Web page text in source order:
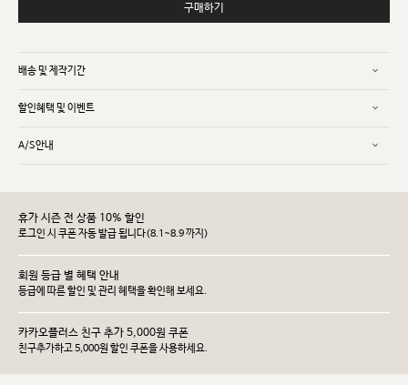
구매하기
배송 및 제작기간
할인혜택 및 이벤트
A/S안내
휴가 시즌 전 상품 10% 할인
로그인 시 쿠폰 자동 발급 됩니다(8.1~8.9 까지)
회원 등급 별 혜택 안내
등급에 따른 할인 및 관리 헤택을 확인해 보세요.
카카오플러스 친구 추가 5,000원 쿠폰
친구추가하고 5,000원 할인 쿠폰을 사용하세요.